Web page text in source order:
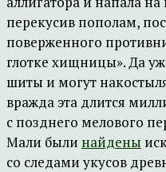
перекусив пополам,
поверженного
глотке хищницы». Да
шиты и могут
вражда эта длится
с позднего мелового
Мали были найдены
со следами укусов